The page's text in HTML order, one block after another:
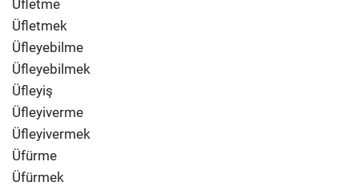
Üfletme
Üfletmek
Üfleyebilme
Üfleyebilmek
Üfleyiş
Üfleyiverme
Üfleyivermek
Üfürme
Üfürmek